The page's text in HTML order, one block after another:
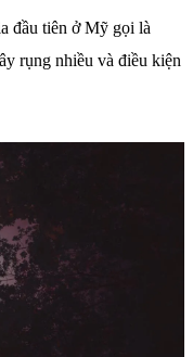
đầu tiên ở Mỹ gọi là
rụng nhiều và điều kiện